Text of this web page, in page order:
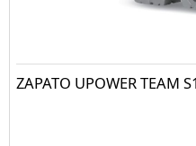
ZAPATO UPOWER TEAM